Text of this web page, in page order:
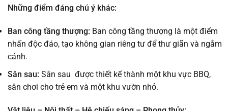
Những điểm đáng chú ý khác:
Ban công tầng thượng: Ban công tầng thượng là một điểm
nhấn độc đáo, tạo không gian riêng tư để thư giãn và ngắm
cảnh.
Sân sau: Sân sau được thiết kế thành một khu vực BBQ,
sân chơi cho trẻ em và một khu vườn nhỏ.